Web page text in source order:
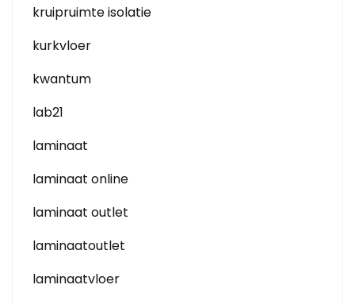
kruipruimte isolatie
kurkvloer
kwantum
lab21
laminaat
laminaat online
laminaat outlet
laminaatoutlet
laminaatvloer